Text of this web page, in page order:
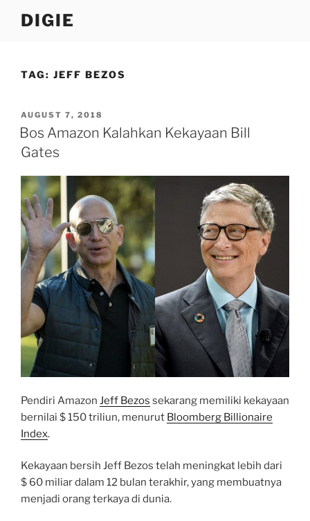
DIGIE
TAG: JEFF BEZOS
POSTED
ON
AUGUST 7, 2018
Bos Amazon Kalahkan Kekayaan Bill
Gates
Pendiri Amazon Jeff Bezos sekarang memiliki kekayaan
bernilai $ 150 triliun, menurut Bloomberg Billionaire
Index.
Kekayaan bersih Jeff Bezos telah meningkat lebih dari
$ 60 miliar dalam 12 bulan terakhir, yang membuatnya
menjadi orang terkaya di dunia.